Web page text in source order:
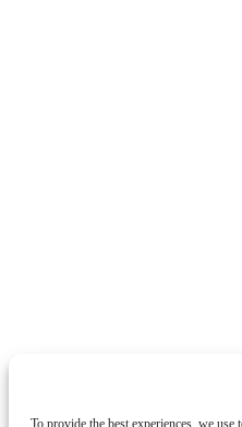
To provide the best experiences, we